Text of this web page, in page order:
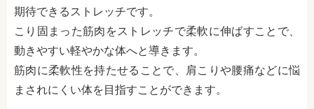
期待できるストレッチです。
こり固まった筋肉をストレッチで柔軟に伸ばすことで、
動きやすい軽やかな体へと導きます。
筋肉に柔軟性を持たせることで、肩こりや腰痛などに悩
まされにくい体を目指すことができます。